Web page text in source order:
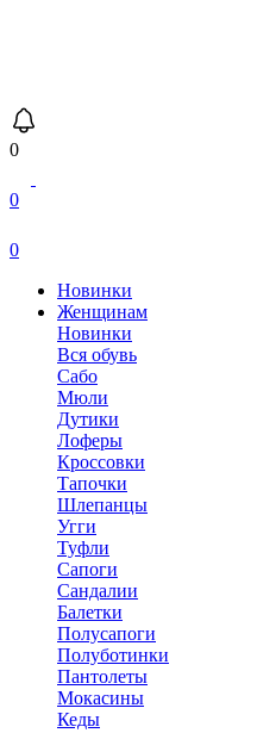
0
0
0
Новинки
Женщинам
Новинки
Вся обувь
Сабо
Мюли
Дутики
Лоферы
Кроссовки
Тапочки
Шлепанцы
Угги
Туфли
Сапоги
Сандалии
Балетки
Полусапоги
Полуботинки
Пантолеты
Мокасины
Кеды